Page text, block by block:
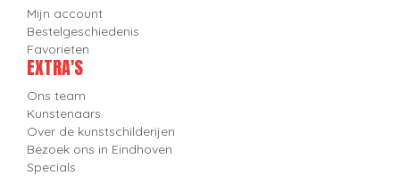
Mijn account
Bestelgeschiedenis
Favorieten
EXTRA'S
Ons team
Kunstenaars
Over de kunstschilderijen
Bezoek ons in Eindhoven
Specials